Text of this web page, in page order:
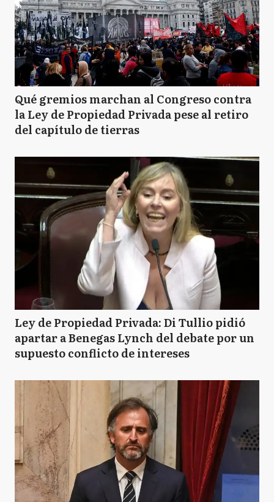
Qué gremios marchan al Congreso contra
la Ley de Propiedad Privada pese al retiro
del capítulo de tierras
Ley de Propiedad Privada: Di Tullio pidió
apartar a Benegas Lynch del debate por un
supuesto conflicto de intereses